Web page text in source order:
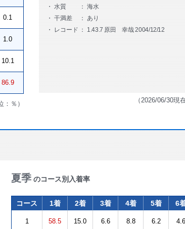
0.1
1.0
10.1
86.9
％）
水質
海水
干満差
あり
レコード
1.43.7 原田 幸哉 2004/12/12
（2026/06/30現
夏季 のコース別入着率
コース 1着 2着 3着 4着 5着 6
1 58.5 15.0 6.6 8.8 6.2 4.6